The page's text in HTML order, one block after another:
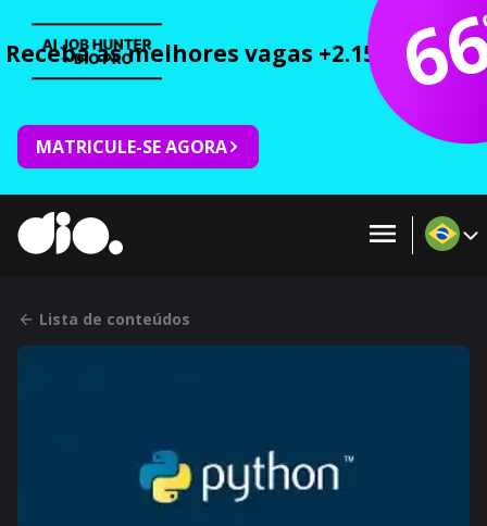
Receba as melhores vagas +2.150 cursos
MATRICULE-SE AGORA
Lista de conteúdos